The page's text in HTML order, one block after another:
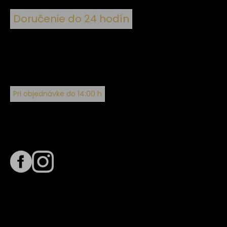
Doručenie do 24 hodín
Pri objednávke do 14:00 h